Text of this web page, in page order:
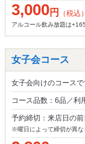
3,000円 （税込）
アルコール飲み放題は
女子会コース
女子会向けのコースで
コース品数：6品／利
予約締切：来店日の
※曜日によって締切が異な